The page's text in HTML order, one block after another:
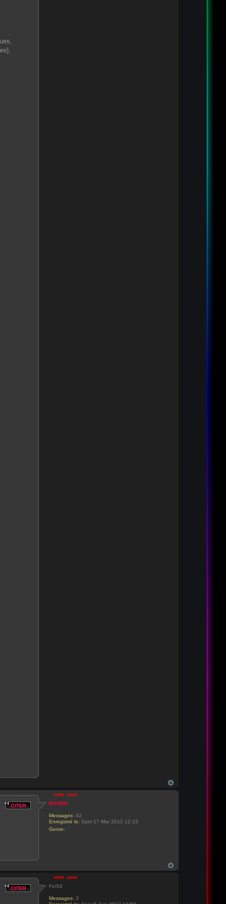
RIYADO
Messages: 42
Enregistré le: Sam 17 Mar 2012 12:15
Genre:
Feï02
Messages: 3